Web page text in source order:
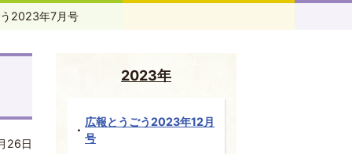
2023年7月号
26日
2023年
広報とうごう2023年12月
号